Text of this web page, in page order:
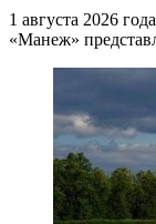
1 августа 2026
«Манеж»